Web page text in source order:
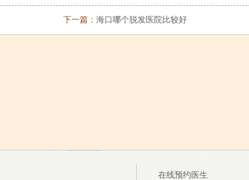
下一篇： 海口哪个脱发医院比较好
在线预约医生